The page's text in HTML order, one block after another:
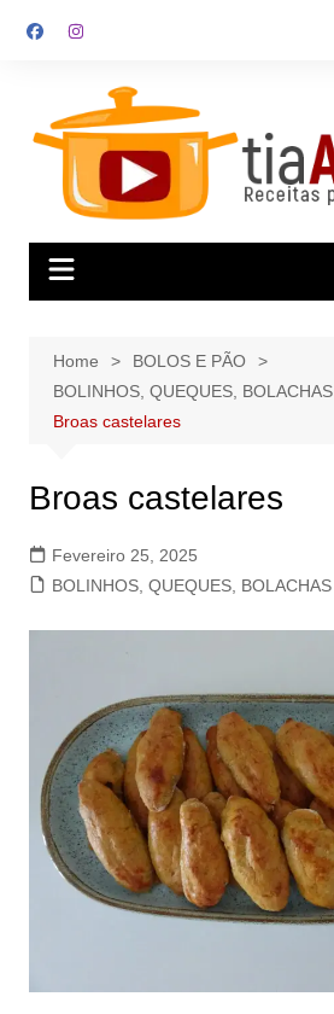
Home
BOLOS E PÃO
BOLINHOS, QUEQUES, BOLACHAS
Broas castelares
Broas castelares
Fevereiro 25, 2025
BOLINHOS, QUEQUES, BOLACHAS